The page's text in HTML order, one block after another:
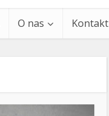
O nas Kontakt